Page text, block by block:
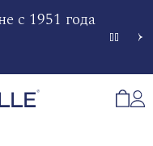
с 1951 года